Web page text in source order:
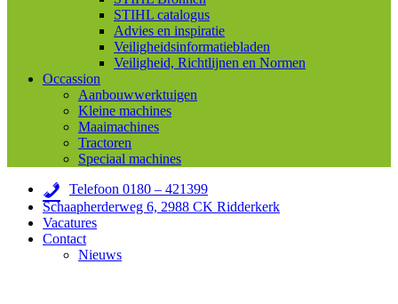
STIHL catalogus
Advies en inspiratie
Veiligheidsinformatiebladen
Veiligheid, Richtlijnen en Normen
Occassion
Aanbouwwerktuigen
Kleine machines
Maaimachines
Tractoren
Speciaal machines
Telefoon 0180 – 421399
Schaapherderweg 6, 2988 CK Ridderkerk
Vacatures
Contact
Nieuws